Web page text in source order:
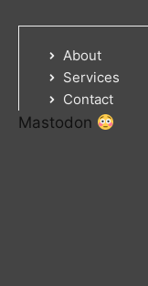
About
Services
Contact
Mastodon